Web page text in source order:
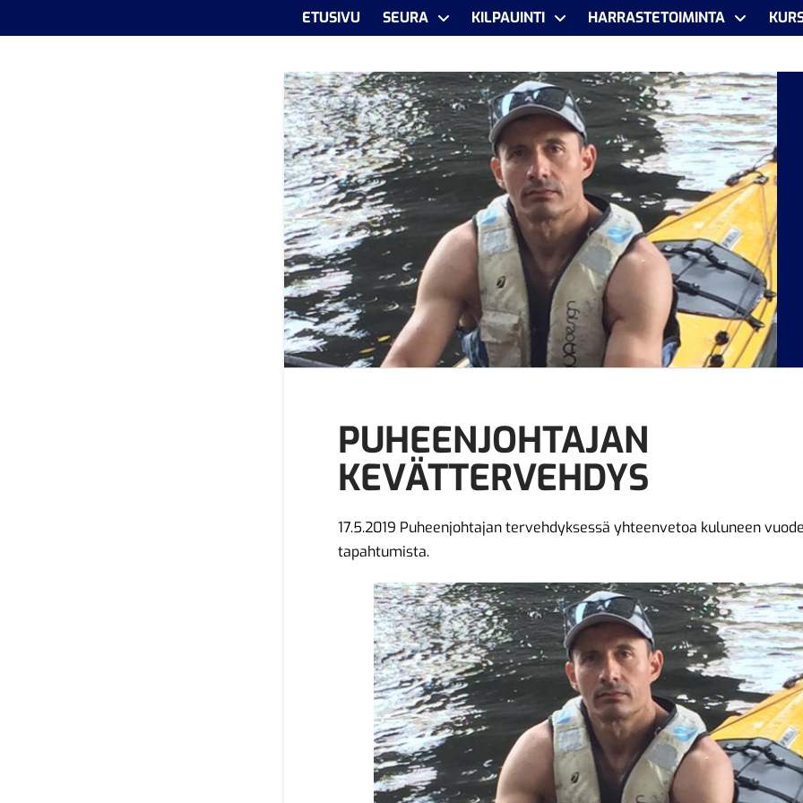
ETUSIVU SEURA KILPAUINTI HARRASTETOIMINTA
PUHEENJOHTAJAN
KEVÄTTERVEHDYS
17.5.2019 Puheenjohtajan tervehdyksessä yhteenvetoa kuluneen
tapahtumista.